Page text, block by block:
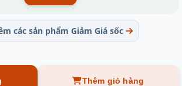
các sản phẩm Giảm Giá sốc
Thêm giỏ hàng